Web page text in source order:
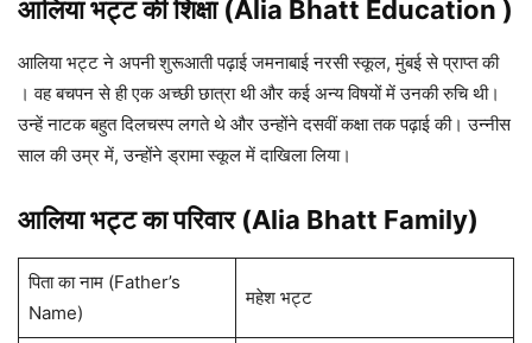
आलिया भट्ट की शिक्षा (Alia Bhatt Education )
आलिया भट्ट ने अपनी शुरूआती पढ़ाई जमनाबाई नरसी स्कूल, मुंबई से प्राप्त की
। वह बचपन से ही एक अच्छी छात्रा थी और कई अन्य विषयों में उनकी रुचि थी।
उन्हें नाटक बहुत दिलचस्प लगते थे और उन्होंने दसवीं कक्षा तक पढ़ाई की। उन्नीस
साल की उम्र में, उन्होंने ड्रामा स्कूल में दाखिला लिया।
आलिया भट्टका परिवार (Alia Bhatt Family)
पिता का नाम (Father’s
Name)
महेश भट्ट